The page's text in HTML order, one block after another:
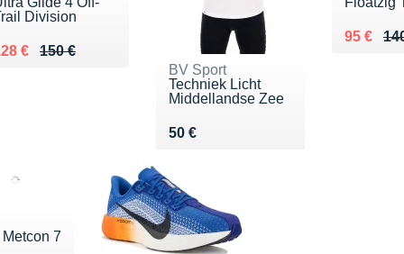
Division
150 €
lieu de 150 €
€
128 €
BV Sport
Techniek Licht
Middellandse Zee
50 €
Vendu 50 €
Au lieu
95 €
Vendu
7